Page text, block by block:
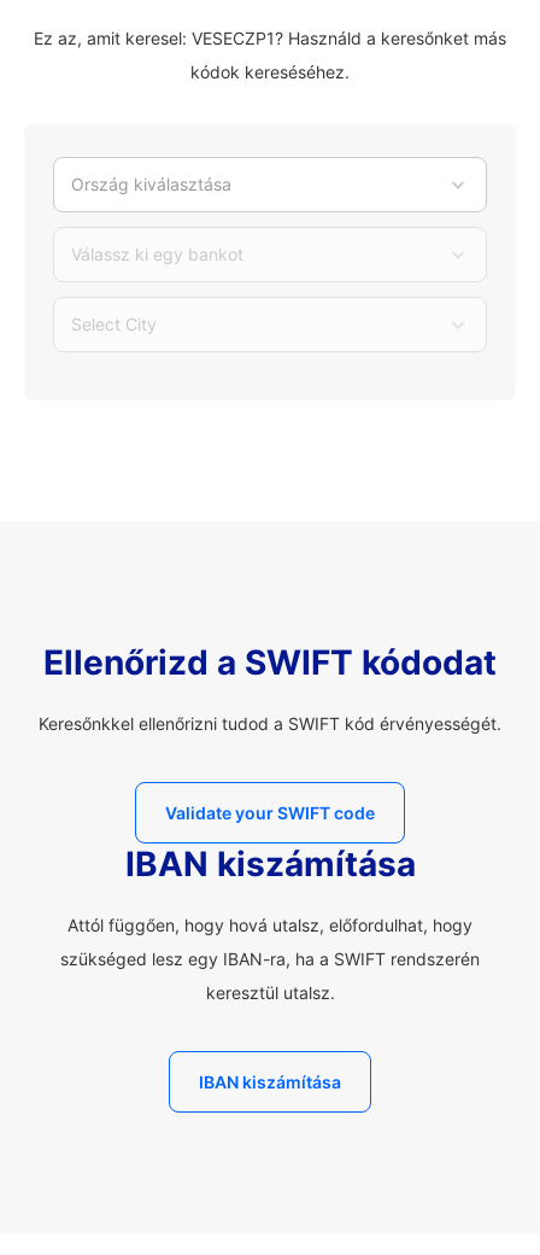
Ez az, amit keresel: VESECZP1? Használd a keresőnket más
kódok kereséséhez.
Ország kiválasztása
Válassz ki egy bankot
Select City
Ellenőrizd a SWIFT kódodat
Keresőnkkel ellenőrizni tudod a SWIFT kód érvényességét.
Validate your SWIFT code
IBAN kiszámítása
Attól függően, hogy hová utalsz, előfordulhat, hogy
szükséged lesz egy IBAN-ra, ha a SWIFT rendszerén
keresztül utalsz.
IBAN kiszámítása